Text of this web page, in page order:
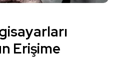
Erişime